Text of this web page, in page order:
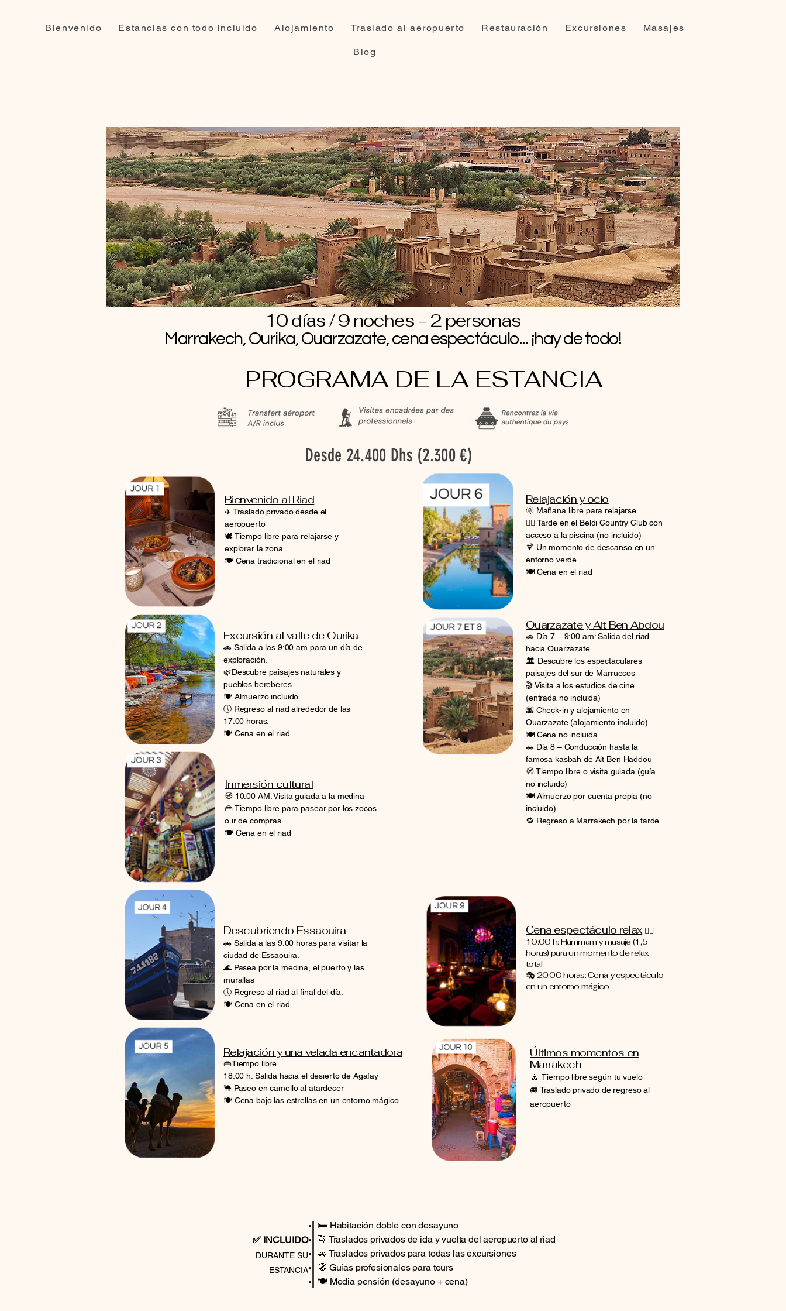
Bienvenido Estancias con todo incluido Alojamiento Traslado al aeropuerto Restauración Excursiones Masajes
Blog
10 días / 9 noches - 2 personas
Marrakech, Ourika, Ouarzazate, cena espectáculo... ¡hay de todo!
PROGRAMA DE LA ESTANCIA
Desde 24.400 Dhs (2.300 €)
Bienvenido al Riad
✈️ Traslado privado desde el
aeropuerto
🕊️ Tiempo libre para relajarse y
explorar la zona.
🍽️ Cena tradicional en el riad
Excursión al valle de Ourika
🚗 Salida a las 9:00 am para un día de
exploración.
🌿Descubre paisajes naturales y
pueblos bereberes
🍽️ Almuerzo incluido
🕔 Regreso al riad alrededor de las
17:00 horas.
🍽️ Cena en el riad
Inmersión cultural
🧭 10:00 AM: Visita guiada a la medina
👜 Tiempo libre para pasear por los zocos
o ir de compras
🍽️ Cena en el riad
Descubriendo Essaouira
🚗 Salida a las 9:00 horas para visitar la
ciudad de Essaouira.
🌊 Pasea por la medina, el puerto y las
murallas
🕔 Regreso al riad al final del día.
🍽️ Cena en el riad
Relajación y una velada encantadora
👜Tiempo libre
18:00 h: Salida hacia el desierto de Agafay
🐪 Paseo en camello al atardecer
🍽️ Cena bajo las estrellas en un entorno mágico
Relajación y ocio
🌞 Mañana libre para relajarse
🏊‍♂️ Tarde en el Beldi Country Club con
acceso a la piscina (no incluido)
🍹 Un momento de descanso en un
entorno verde
🍽️ Cena en el riad
Ouarzazate y Ait Ben Abdou
🚗 Día 7 – 9:00 am: Salida del riad
hacia Ouarzazate
🏛️ Descubre los espectaculares
paisajes del sur de Marruecos
🎬 Visita a los estudios de cine
(entrada no incluida)
🌆 Check-in y alojamiento en
Ouarzazate (alojamiento incluido)
🍽️ Cena no incluida
🚗 Día 8 – Conducción hasta la
famosa kasbah de Ait Ben Haddou
🧭 Tiempo libre o visita guiada (guía
no incluido)
🍽️ Almuerzo por cuenta propia (no
incluido)
🔁 Regreso a Marrakech por la tarde
Cena espectáculo relax 🧖‍♀️
10:00 h: Hammam y masaje (1,5
horas) para un momento de relax
total
🎭 20:00 horas: Cena y espectáculo
en un entorno mágico
Últimos momentos en
Marrakech
🧘 Tiempo libre según tu vuelo
🚐 Traslado privado de regreso al
aeropuerto
✅ INCLUIDO
DURANTE SU
ESTANCIA
🛏️ Habitación doble con desayuno
🚖 Traslados privados de ida y vuelta del aeropuerto al riad
🚗 Traslados privados para todas las excursiones
🧭 Guías profesionales para tours
🍽️ Media pensión (desayuno + cena)